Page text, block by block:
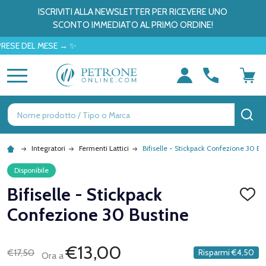
ISCRIVITI ALLA NEWSLETTER PER RICEVERE UNO
SCONTO IMMEDIATO AL PRIMO ORDINE!
MESE → ✨
Ricerca
Integratori Fermenti Lattici Bifiselle - Stickpack Confezione 30
Disponibile
Bifiselle - Stickpack
Confezione 30 Bustine
€17,50
Ora a€13,00 Risparmi €4,50